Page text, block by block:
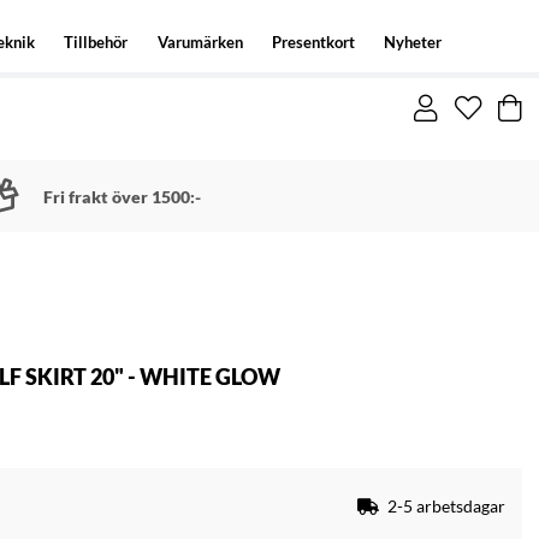
Tillbehör Varumärken Presentkort Nyheter
Fri frakt över 1500:-
SKIRT 20" - WHITE GLOW
2-5 arbetsdagar